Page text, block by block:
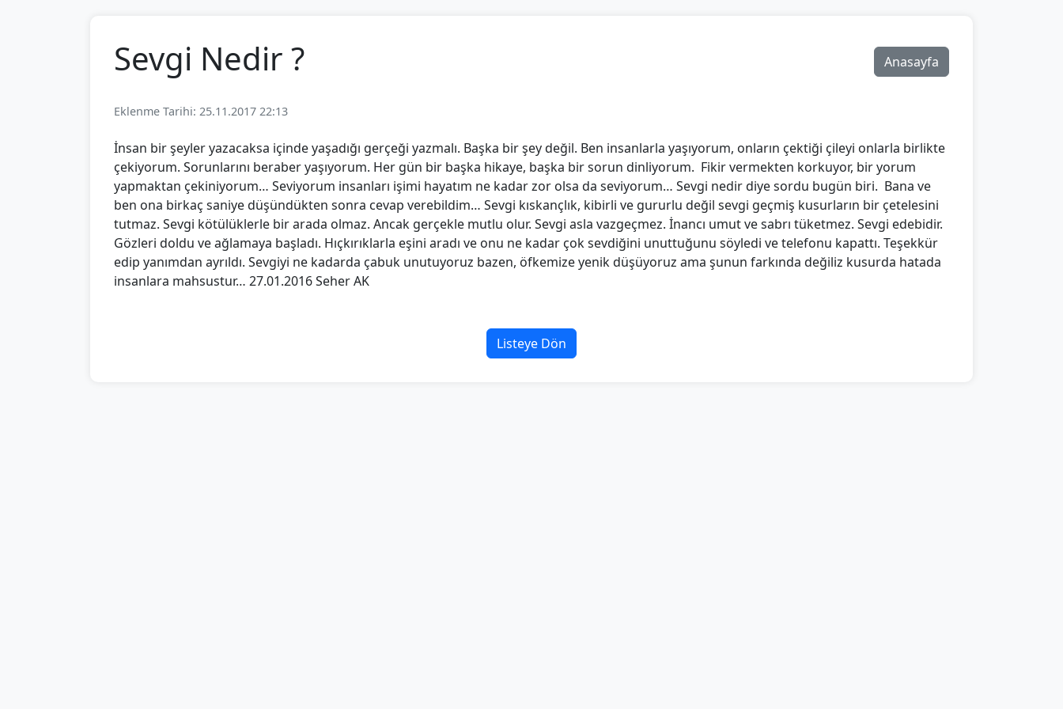
Sevgi Nedir ? Anasayfa
Eklenme Tarihi: 25.11.2017 22:13
İnsan bir şeyler yazacaksa içinde yaşadığı gerçeği yazmalı. Başka bir şey değil. Ben insanlarla yaşıyorum, onların çektiği çileyi onlarla birlikte
çekiyorum. Sorunlarını beraber yaşıyorum. Her gün bir başka hikaye, başka bir sorun dinliyorum. Fikir vermekten korkuyor, bir yorum
yapmaktan çekiniyorum… Seviyorum insanları işimi hayatım ne kadar zor olsa da seviyorum… Sevgi nedir diye sordu bugün biri. Bana ve
ben ona birkaç saniye düşündükten sonra cevap verebildim… Sevgi kıskançlık, kibirli ve gururlu değil sevgi geçmiş kusurların bir çetelesini
tutmaz. Sevgi kötülüklerle bir arada olmaz. Ancak gerçekle mutlu olur. Sevgi asla vazgeçmez. İnancı umut ve sabrı tüketmez. Sevgi edebidir.
Gözleri doldu ve ağlamaya başladı. Hıçkırıklarla eşini aradı ve onu ne kadar çok sevdiğini unuttuğunu söyledi ve telefonu kapattı. Teşekkür
edip yanımdan ayrıldı. Sevgiyi ne kadarda çabuk unutuyoruz bazen, öfkemize yenik düşüyoruz ama şunun farkında değiliz kusurda hatada
insanlara mahsustur… 27.01.2016 Seher AK
Listeye Dön